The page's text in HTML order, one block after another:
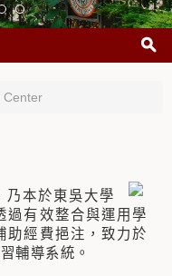
Center
乃本於東吳大學
過有效整合與運用學
助經費挹注，致力於
輔導系統。